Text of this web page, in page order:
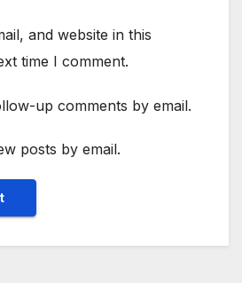
and website in this
time I comment.
up comments by email.
posts by email.